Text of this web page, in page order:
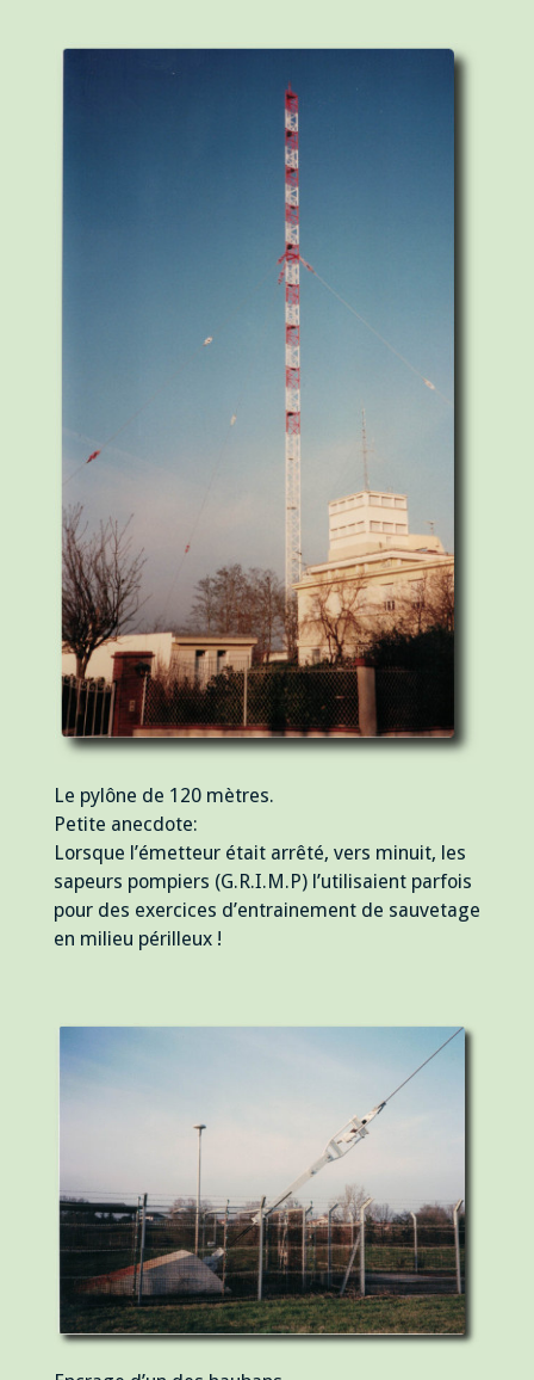
Le pylône de 120 mètres.
Petite anecdote:
Lorsque l’émetteur était arrêté, vers minuit, les
sapeurs pompiers (G.R.I.M.P) l’utilisaient parfois
pour des exercices d’entrainement de sauvetage
en milieu périlleux !